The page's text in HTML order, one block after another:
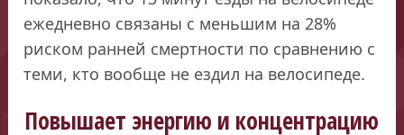
ежедневно связаны с меньшим на 28%
риском ранней смертности по сравнению с
теми, кто вообще не ездил на велосипеде.
Повышает энергию и концентрацию